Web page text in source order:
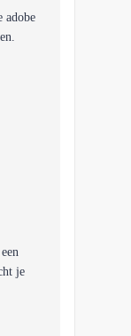
adobe
je